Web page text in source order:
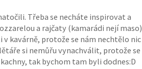
Třeba se necháte inspirovat a
a rajčaty (kamarádi nejí maso)
kavárně, protože se nám nechtělo nic
si nemůřu vynachválit, protože se
tak bychom tam byli dodnes:D